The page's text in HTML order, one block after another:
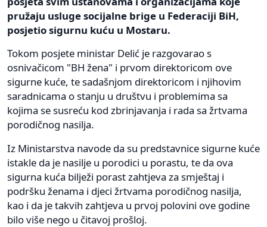
pružaju usluge socijalne brige u Federaciji BiH,
posjetio sigurnu kuću u Mostaru.
Tokom posjete ministar Delić je razgovarao s
osnivačicom "BH žena" i prvom direktoricom ove
sigurne kuće, te sadašnjom direktoricom i njihovim
saradnicama o stanju u društvu i problemima sa
kojima se susreću kod zbrinjavanja i rada sa žrtvama
porodičnog nasilja.
Iz Ministarstva navode da su predstavnice sigurne kuće
istakle da je nasilje u porodici u porastu, te da ova
sigurna kuća bilježi porast zahtjeva za smještaj i
podršku ženama i djeci žrtvama porodičnog nasilja,
kao i da je takvih zahtjeva u prvoj polovini ove godine
bilo više nego u čitavoj prošloj.